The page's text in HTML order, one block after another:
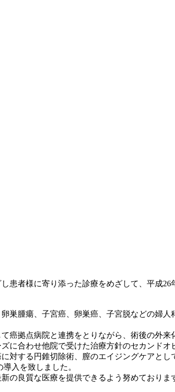
患者様に寄り添った診療をめざして、平成
巣腫瘍、子宮癌、卵巣癌、子宮脱などの婦
癌拠点病院と連携をとりながら、術後の外
に合わせ他院で受けた治療方針のセカンド
対する円錐切除術、膣のエイジングケアと
入を致しました。
の良質な医療を提供できるよう努めておりま